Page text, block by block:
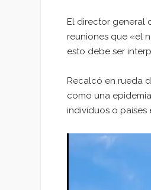
El director general
reuniones que «el
esto debe ser
Recalcó en rueda
como una
individuos o
Reproductor